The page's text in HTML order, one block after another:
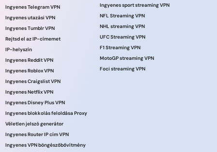
Ingyenes Telegram VPN
Ingyenes utazási VPN
Ingyenes Tumblr VPN
Rejtsd el az IP-címemet
IP-helyszín
Ingyenes Reddit VPN
Ingyenes Roblox VPN
Ingyenes Craigslist VPN
Ingyenes Netflix VPN
Ingyenes Disney Plus VPN
Ingyenes blokkolás feloldása Proxy
Véletlen jelszó generátor
Ingyenes Router IP cím VPN
Ingyenes VPN böngészőbővítmény
Ingyenes sport streaming VPN
NFL Streaming VPN
NHL streaming VPN
UFC Streaming VPN
F1 Streaming VPN
MotoGP streaming VPN
Foci streaming VPN